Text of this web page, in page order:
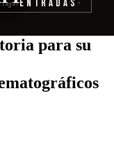
lugarEntradas ›
para su